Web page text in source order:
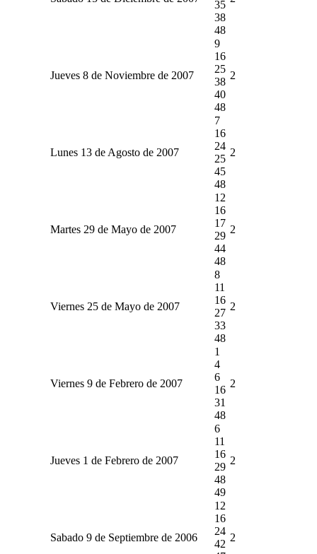
35
38
48
Jueves 8 de Noviembre de 2007
9
16
25
38
40
48
2
Lunes 13 de Agosto de 2007
7
16
24
25
45
48
2
Martes 29 de Mayo de 2007
12
16
17
29
44
48
2
Viernes 25 de Mayo de 2007
8
11
16
27
33
48
2
Viernes 9 de Febrero de 2007
1
4
6
16
31
48
2
Jueves 1 de Febrero de 2007
6
11
16
29
48
49
2
Sabado 9 de Septiembre de 2006
12
16
24
42
2